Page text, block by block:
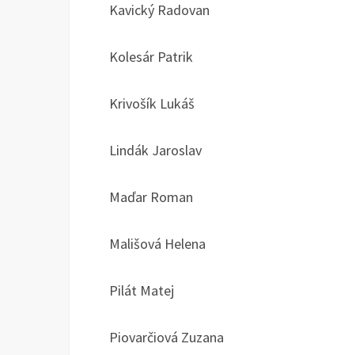
Kavický Radovan
Kolesár Patrik
Krivošík Lukáš
Lindák Jaroslav
Maďar Roman
Mališová Helena
Pilát Matej
Piovarčiová Zuzana